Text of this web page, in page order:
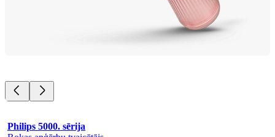
Philips 5000. sērija